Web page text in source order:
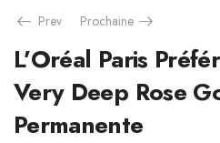
Prev
Prochaine
L’Oréal Paris
Very Deep Rose
Permanente